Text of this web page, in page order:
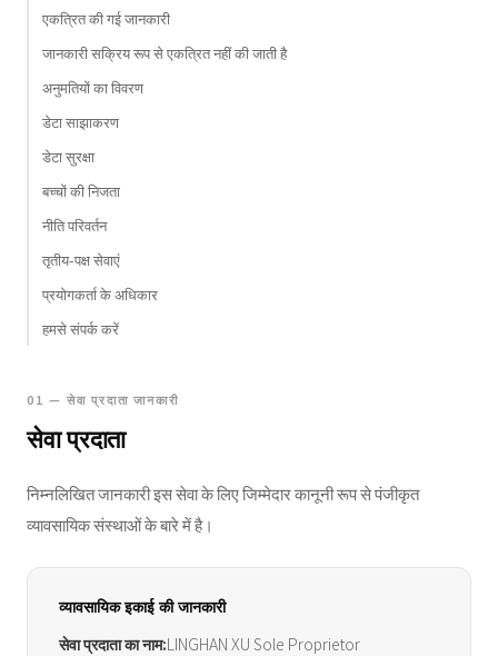
एकत्रित की गई जानकारी
जानकारी सक्रिय रूप से एकत्रित नहीं की जाती है
अनुमतियों का विवरण
डेटा साझाकरण
डेटा सुरक्षा
बच्चों की निजता
नीति परिवर्तन
तृतीय-पक्ष सेवाएं
प्रयोगकर्ता के अधिकार
हमसे संपर्क करें
01 — सेवा प्रदाता जानकारी
सेवा प्रदाता
निम्नलिखित जानकारी इस सेवा के लिए जिम्मेदार कानूनी रूप से पंजीकृत
व्यावसायिक संस्थाओं के बारे में है।
व्यावसायिक इकाई की जानकारी
सेवा प्रदाता का नाम:LINGHAN XU Sole Proprietor